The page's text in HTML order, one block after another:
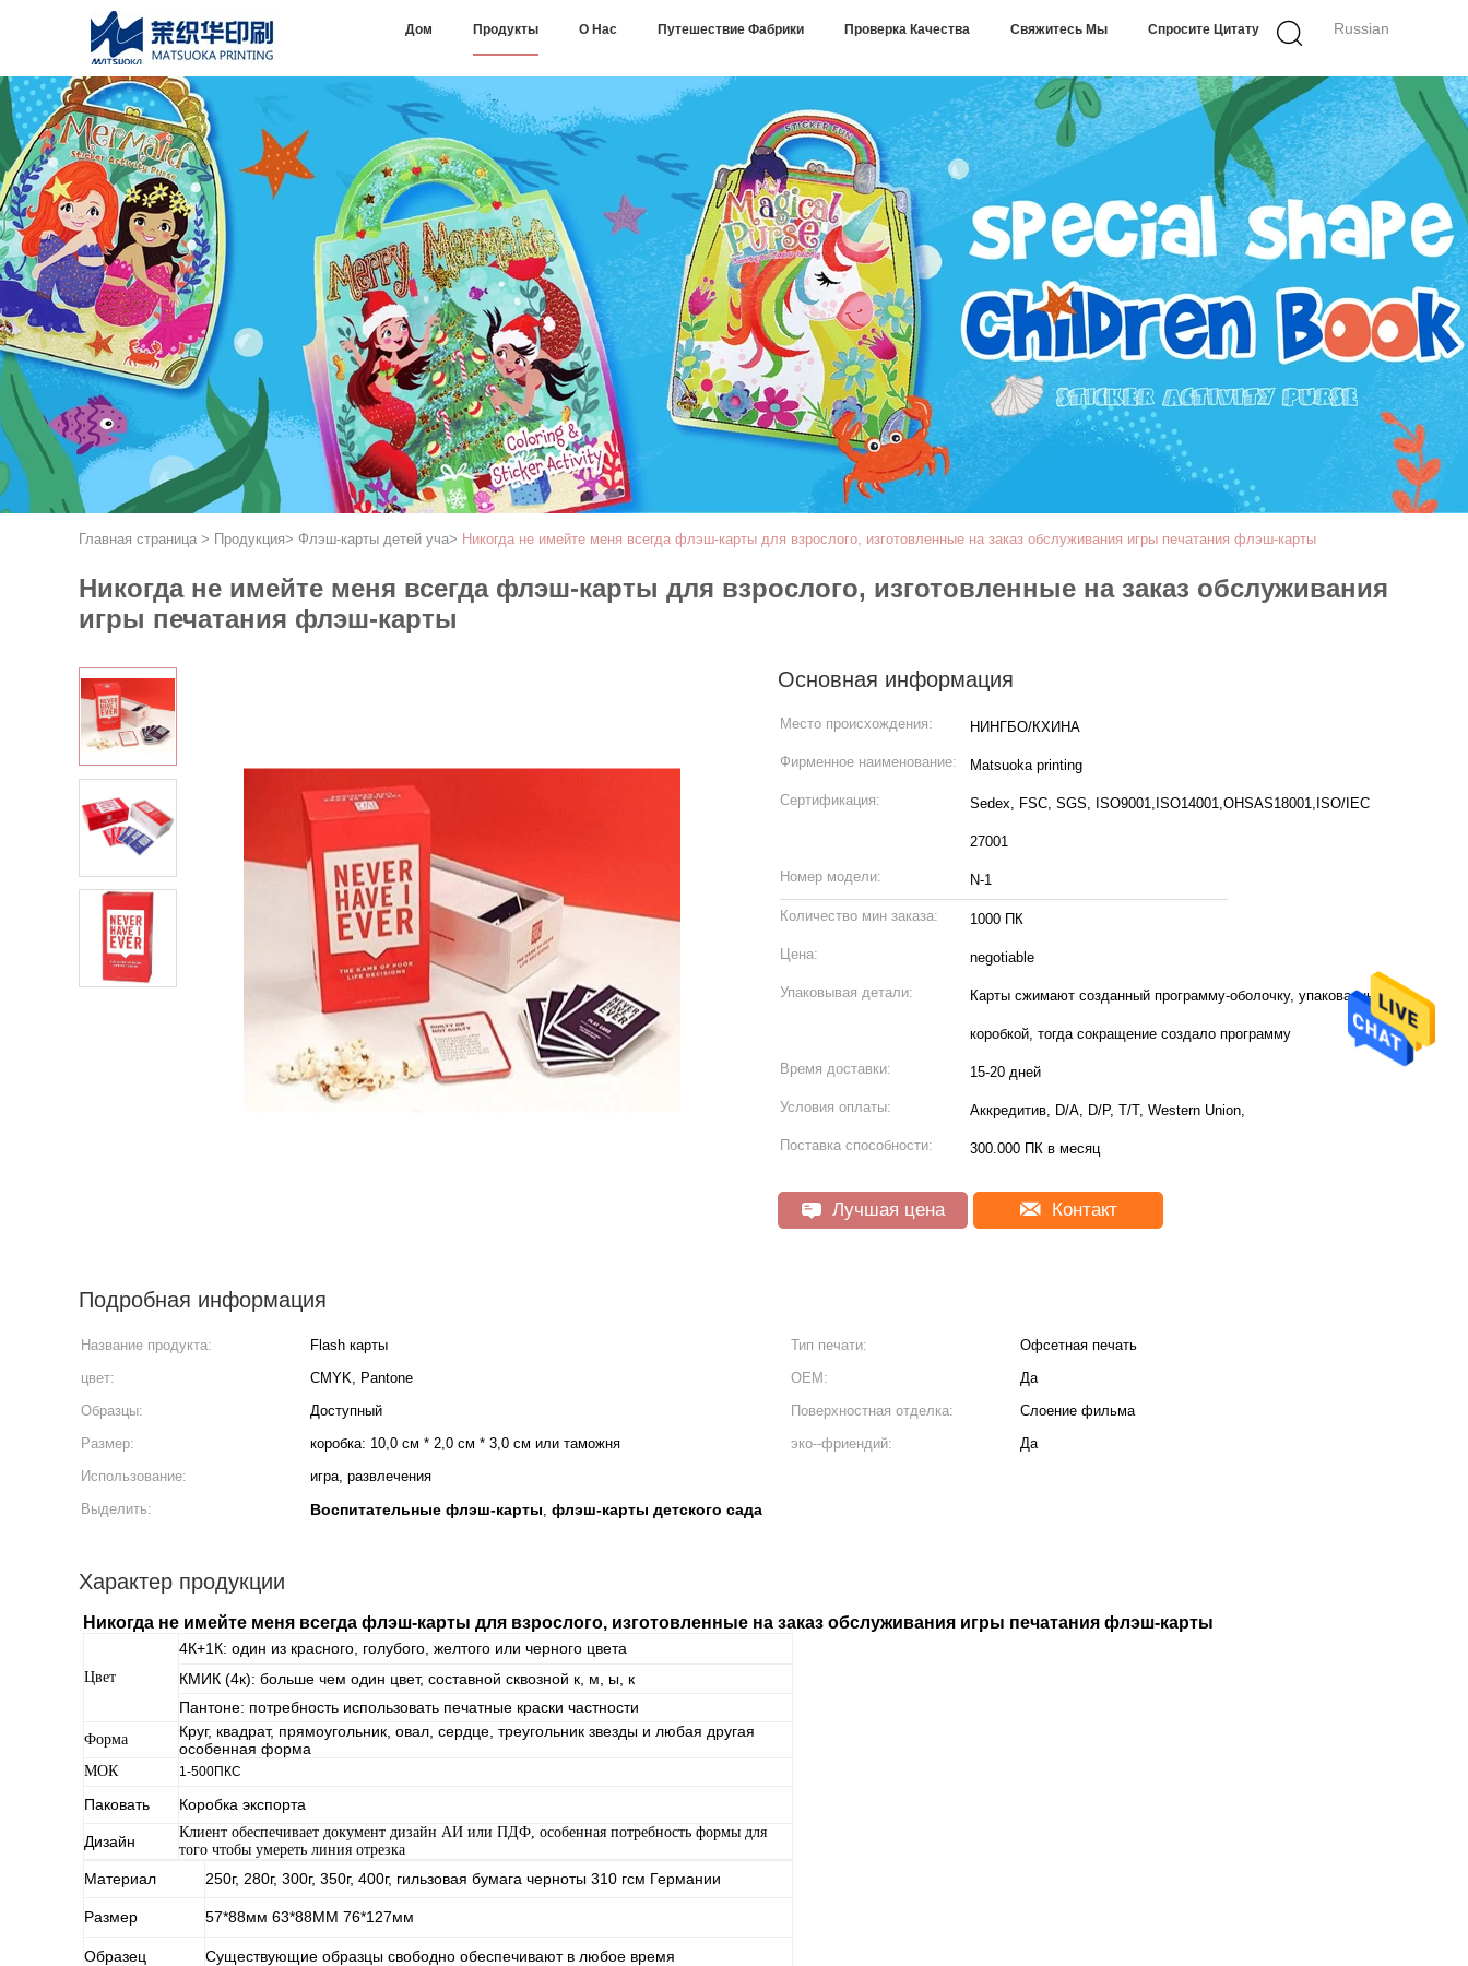
Russian
Дом Продукты О Нас Путешествие Фабрики Проверка Качества Свяжитесь Мы Спросите Цитату
Главная страница > Продукция> Флэш-карты детей уча> Никогда не имейте меня всегда флэш-карты для взрослого, изготовленные на заказ обслуживания игры печатания флэш-карты
Никогда не имейте меня всегда флэш-карты для взрослого, изготовленные на заказ обслуживания
игры печатания флэш-карты
Основная информация
Место происхождения: НИНГБО/КХИНА
Фирменное наименование: Matsuoka printing
Сертификация: Sedex, FSC, SGS, ISO9001,ISO14001,OHSAS18001,ISO/IEC
27001
Номер модели: N-1
Количество мин заказа: 1000 ПК
Цена: negotiable
Упаковывая детали: Карты сжимают созданный программу-оболочку, упакованный
коробкой, тогда сокращение создало программу
Время доставки: 15-20 дней
Условия оплаты: Аккредитив, D/A, D/P, T/T, Western Union,
Поставка способности: 300.000 ПК в месяц
Лучшая цена Контакт
Подробная информация
Название продукта: Flash карты Тип печати:
Офсетная печать
цвет:
CMYK, Pantone OEM:
Да
Образцы:
Доступный Поверхностная отделка:
Слоение фильма
Размер:
коробка: 10,0 см * 2,0 см * 3,0 см или таможня эко--фриендий:
Да
Использование:
игра, развлечения
Выделить:
Воспитательные флэш-карты, флэш-карты детского сада
Характер продукции
Никогда не имейте меня всегда флэш-карты для взрослого, изготовленные на заказ обслуживания игры печатания флэш-карты
Цвет
4К+1К: один из красного, голубого, желтого или черного цвета
КМИК (4к): больше чем один цвет, составной сквозной к, м, ы, к
Пантоне: потребность использовать печатные краски частности
Форма
Круг, квадрат, прямоугольник, овал, сердце, треугольник звезды и любая другая
особенная форма
МОК 1-500ПКС
Паковать Коробка экспорта
Дизайн
Клиент обеспечивает документ дизайн АИ или ПДФ, особенная потребность формы для
того чтобы умереть линия отрезка
Материал 250г, 280г, 300г, 350г, 400г, гильзовая бумага черноты 310 гсм Германии
Размер 57*88мм 63*88ММ 76*127мм
Образец Существующие образцы свободно обеспечивают в любое время